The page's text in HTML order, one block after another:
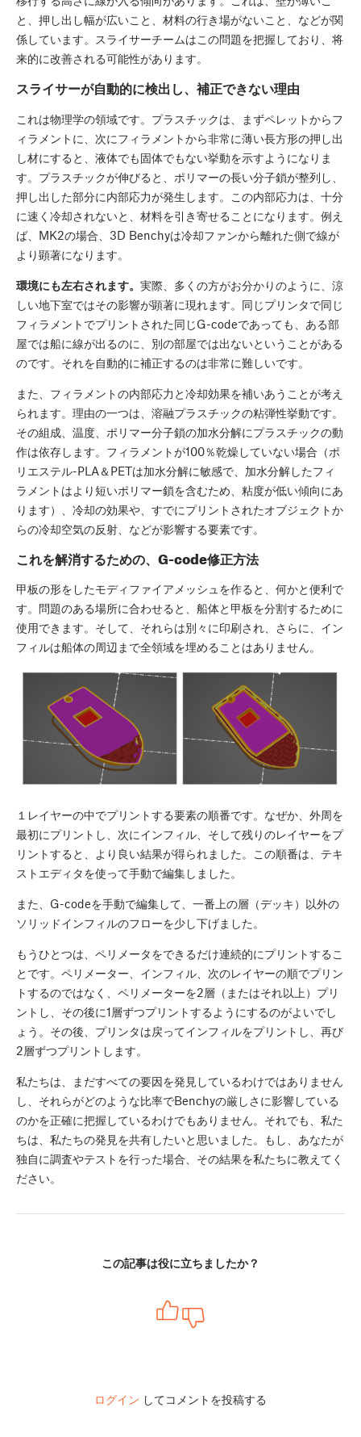
と、押し出し幅が広いこと、材料の行き場がないこと、などが関
係しています。スライサーチームはこの問題を把握しており、将
来的に改善される可能性があります。
スライサーが自動的に検出し、補正できない理由
これは物理学の領域です。プラスチックは、まずペレットからフ
ィラメントに、次にフィラメントから非常に薄い長方形の押し出
し材にすると、液体でも固体でもない挙動を示すようになりま
す。プラスチックが伸びると、ポリマーの長い分子鎖が整列し、
押し出した部分に内部応力が発生します。この内部応力は、十分
に速く冷却されないと、材料を引き寄せることになります。例え
ば、MK2の場合、3D Benchyは冷却ファンから離れた側で線が
より顕著になります。
環境にも左右されます。 実際、多くの方がお分かりのように、涼
しい地下室ではその影響が顕著に現れます。同じプリンタで同じ
フィラメントでプリントされた同じG-codeであっても、ある部
屋では船に線が出るのに、別の部屋では出ないということがある
のです。それを自動的に補正するのは非常に難しいです。
また、フィラメントの内部応力と冷却効果を補いあうことが考え
られます。理由の一つは、溶融プラスチックの粘弾性挙動です。
その組成、温度、ポリマー分子鎖の加水分解にプラスチックの動
作は依存します。フィラメントが100％乾燥していない場合（ポ
リエステル-PLA＆PETは加水分解に敏感で、加水分解したフィ
ラメントはより短いポリマー鎖を含むため、粘度が低い傾向にあ
ります）、冷却の効果や、すでにプリントされたオブジェクトか
らの冷却空気の反射、などが影響する要素です。
これを解消するための、G-code修正方法
甲板の形をしたモディファイアメッシュを作ると、何かと便利で
す。問題のある場所に合わせると、船体と甲板を分割するために
使用できます。そして、それらは別々に印刷され、さらに、イン
フィルは船体の周辺まで全領域を埋めることはありません。
１レイヤーの中でプリントする要素の順番です。なぜか、外周を
最初にプリントし、次にインフィル、そして残りのレイヤーをプ
リントすると、より良い結果が得られました。この順番は、テキ
ストエディタを使って手動で編集しました。
また、G-codeを手動で編集して、一番上の層（デッキ）以外の
ソリッドインフィルのフローを少し下げました。
もうひとつは、ペリメータをできるだけ連続的にプリントするこ
とです。ペリメーター、インフィル、次のレイヤーの順でプリン
トするのではなく、ペリメーターを2層（またはそれ以上）プリ
ントし、その後に1層ずつプリントするようにするのがよいでし
ょう。その後、プリンタは戻ってインフィルをプリントし、再び
2層ずつプリントします。
私たちは、まだすべての要因を発見しているわけではありません
し、それらがどのような比率でBenchyの厳しさに影響している
のかを正確に把握しているわけでもありません。それでも、私た
ちは、私たちの発見を共有したいと思いました。もし、あなたが
独自に調査やテストを行った場合、その結果を私たちに教えてく
ださい。
この記事は役に立ちましたか？
ログイン してコメントを投稿する